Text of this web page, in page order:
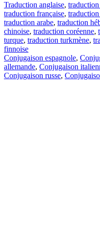
Traduction anglaise, traduction
traduction française,
traduction arabe, traduction
chinoise, traduction coréenne,
turque, traduction turkmène,
finnoise
Conjugaison espagnole,
allemande, Conjugaison
Conjugaison russe,